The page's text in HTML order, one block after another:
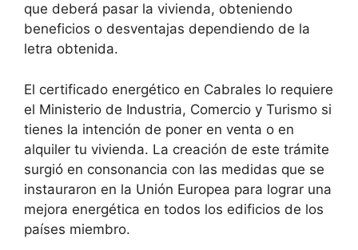
que deberá pasar la vivienda, obteniendo
beneficios o desventajas dependiendo de la
letra obtenida.
El certificado energético en Cabrales lo requiere
el Ministerio de Industria, Comercio y Turismo si
tienes la intención de poner en venta o en
alquiler tu vivienda. La creación de este trámite
surgió en consonancia con las medidas que se
instauraron en la Unión Europea para lograr una
mejora energética en todos los edificios de los
países miembro.